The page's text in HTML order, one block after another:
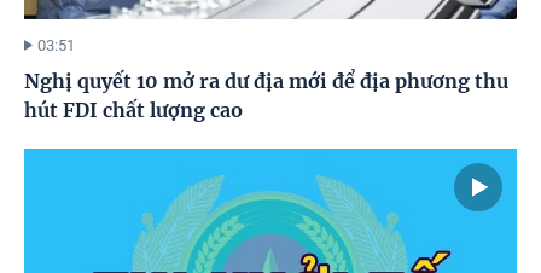
03:51
Nghị quyết 10 mở ra dư địa mới để địa phương thu
hút FDI chất lượng cao